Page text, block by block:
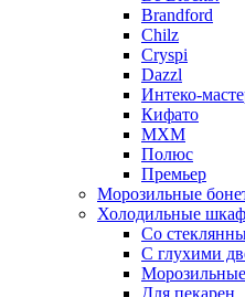
Brandford
Chilz
Cryspi
Dazzl
Интеко-
Кифато
МХМ
Полюс
Премьер
Морозильные
Холодильные
Со
С глухими
Морозильные
Для пекарен